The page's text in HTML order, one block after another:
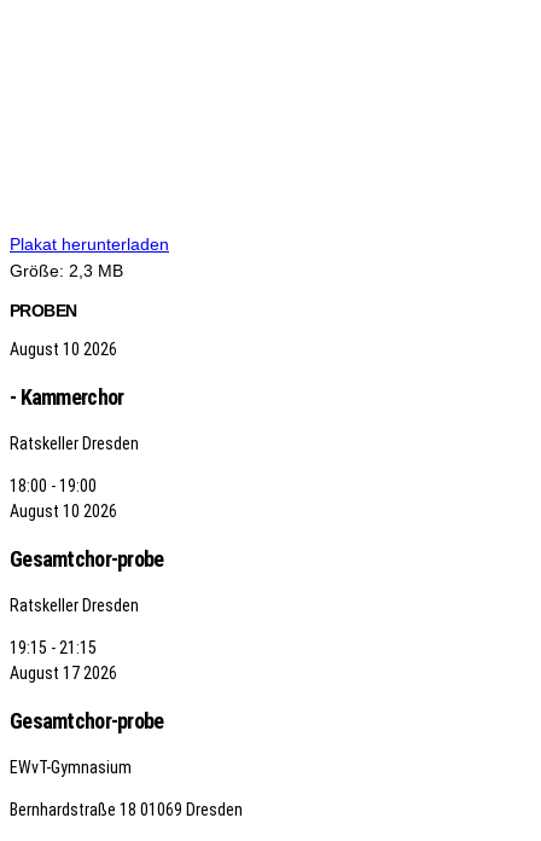
Plakat herunterladen
Größe: 2,3 MB
PROBEN
August 10 2026
- Kammerchor
Ratskeller Dresden
18:00 - 19:00
August 10 2026
Gesamtchor-probe
Ratskeller Dresden
19:15 - 21:15
August 172026
Gesamtchor-probe
EWvT-Gymnasium
Bernhardstraße 18 01069 Dresden